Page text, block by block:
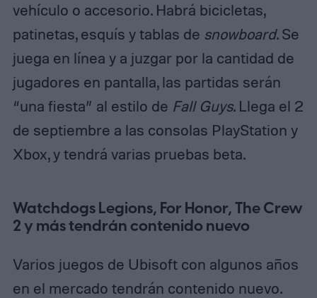
vehículo o accesorio. Habrá bicicletas,
patinetas, esquís y tablas de snowboard. Se
juega en línea y a juzgar por la cantidad de
jugadores en pantalla, las partidas serán
“una fiesta” al estilo de Fall Guys. Llega el 2
de septiembre a las consolas PlayStation y
Xbox, y tendrá varias pruebas beta.
Watchdogs Legions, For Honor, The Crew
2 y más tendrán contenido nuevo
Varios juegos de Ubisoft con algunos años
en el mercado tendrán contenido nuevo.